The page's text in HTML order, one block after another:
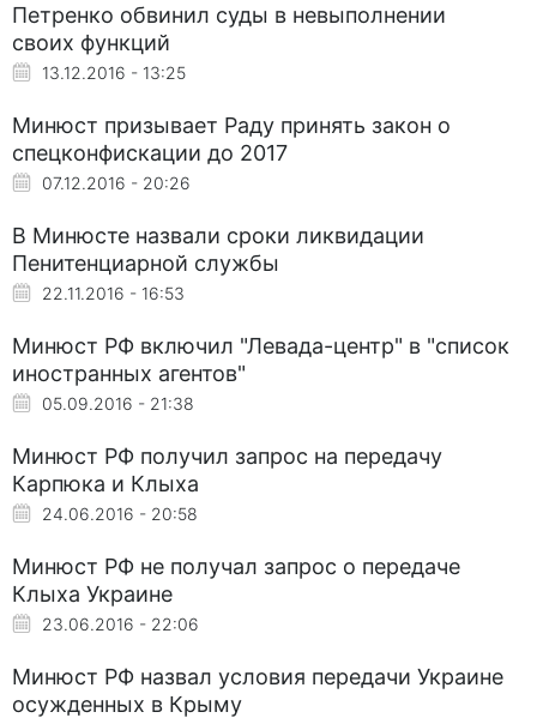
Петренко обвинил суды в невыполнении
своих функций
13.12.2016 - 13:25
Минюст призывает Раду принять закон о
спецконфискации до 2017
07.12.2016 - 20:26
В Минюсте назвали сроки ликвидации
Пенитенциарной службы
22.11.2016 - 16:53
Минюст РФ включил "Левада-центр" в "список
иностранных агентов"
05.09.2016 - 21:38
Минюст РФ получил запрос на передачу
Карпюка и Клыха
24.06.2016 - 20:58
Минюст РФ не получал запрос о передаче
Клыха Украине
23.06.2016 - 22:06
Минюст РФ назвал условия передачи Украине
осужденных в Крыму